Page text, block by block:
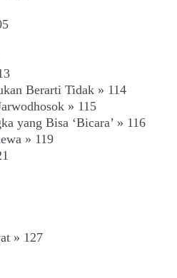
Berarti Tidak » 114
» 115
yang Bisa ‘Bicara’ » 116
» 119
» 127